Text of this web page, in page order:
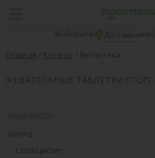
Выберите: Доставкаили
Главная / Каталог / Ветаптека
ЖЕВАТЕЛЬНЫЕ ТАБЛЕТКИ
Бренд
Стоп-Цистит